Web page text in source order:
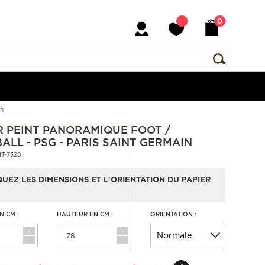
0
PEINT PANORAMIQUE FOOT /
- PSG - PARIS SAINT GERMAIN
7328
LES DIMENSIONS ET L'ORIENTATION DU PAPIER
CM :
+
-
HAUTEUR EN CM :
+
-
ORIENTATION :